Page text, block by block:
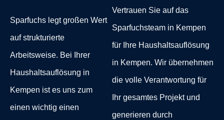
Sparfuchs legt großen Wert
auf strukturierte
Arbeitsweise. Bei Ihrer
Haushaltsauflösung in
Kempen ist es uns zum
einen wichtig einen
Vertrauen Sie auf das
Sparfuchsteam in Kempen
für Ihre Haushaltsauflösung
in Kempen. Wir übernehmen
die volle Verantwortung für
Ihr gesamtes Projekt und
generieren durch